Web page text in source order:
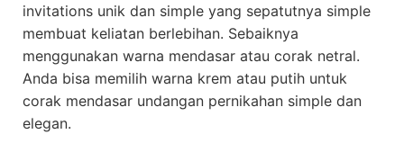
invitations unik dan simple yang sepatutnya simple
membuat keliatan berlebihan. Sebaiknya
menggunakan warna mendasar atau corak netral.
Anda bisa memilih warna krem atau putih untuk
corak mendasar undangan pernikahan simple dan
elegan.